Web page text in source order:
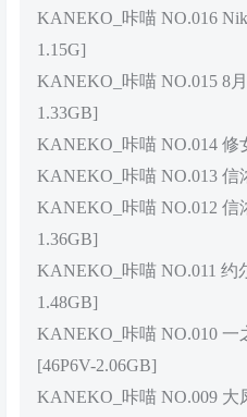
KANEKO_咔喵 NO.016
1.15G]
KANEKO_咔喵 NO.015 8
1.33GB]
KANEKO_咔喵 NO.014 修
KANEKO_咔喵 NO.013 信
KANEKO_咔喵 NO.012 信
1.36GB]
KANEKO_咔喵 NO.011 约
1.48GB]
KANEKO_咔喵 NO.010 一
[46P6V-2.06GB]
KANEKO_咔喵 NO.009 大